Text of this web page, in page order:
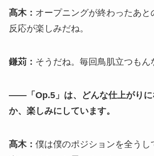
髙木： オープニングが終わったあと
反応が楽しみだね。
鎌苅： そうだね。毎回鳥肌立つもん
――「Op.5」は、どんな仕上がりに
か、楽しみにしています。
髙木： 僕は僕のポジションを全うし